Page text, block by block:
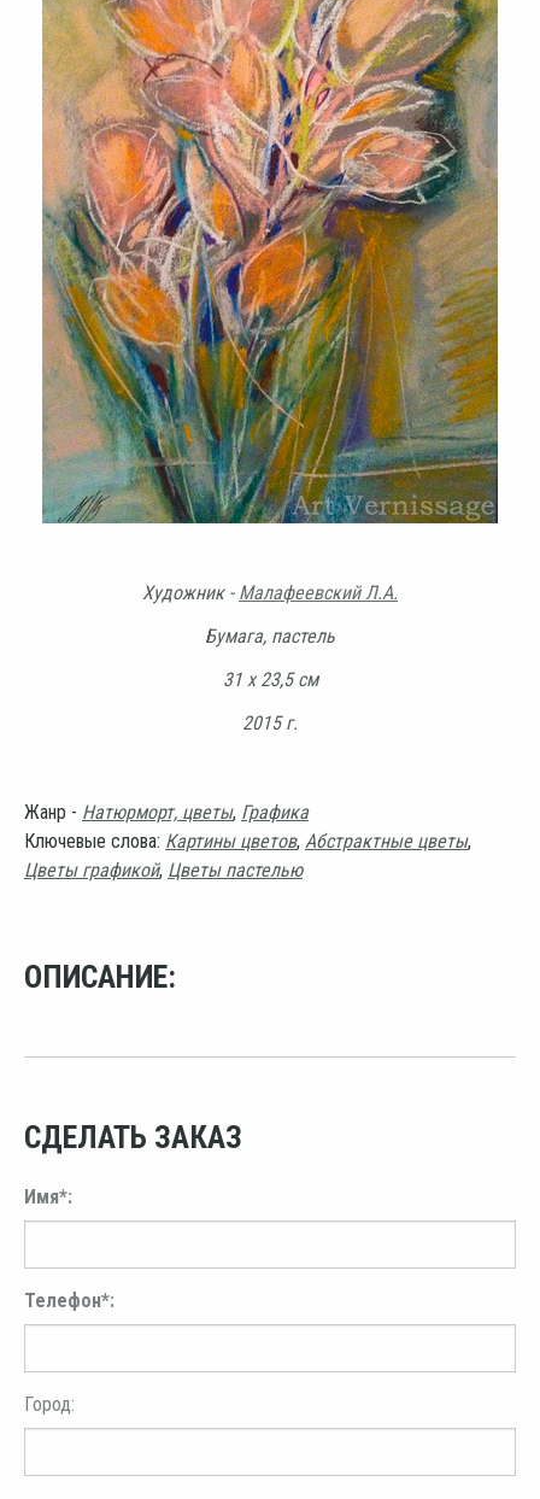
Художник - Малафеевский Л.А.
Бумага, пастель
31 х 23,5 см
2015 г.
Жанр - Натюрморт, цветы, Графика
Ключевые слова: Картины цветов, Абстрактные цветы,
Цветы графикой, Цветы пастелью
ОПИСАНИЕ:
СДЕЛАТЬ ЗАКАЗ
Имя*:
Телефон*:
Город: